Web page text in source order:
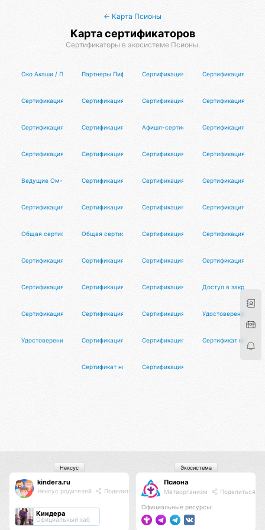
← Карта Псионы
Карта сертификаторов
Сертификаторы в экосистеме Псионы.
Око Акаши / Программа для авторов
Партнеры Пифо / π⁴ Сертификация циокаСертификация
Сертификация исследователей реальной истории
Сертификация участниковСертификация капитановСертификация
Сертификация ЦифроберовСертификация волонтёровАфишл-сертификацияСертификация
Сертификация Сертификация организаторовСертификация организаторов
Сертификация
Ведущие Ом-чантингаСертификация участников #LMBFСертификация клуба перемирия
Сертификация
Сертификация тестировщиков Псионы
Сертификация ведущихСертификация кадровиковСертификация
Общая сертификация репетиторовОбщая сертификация коучейСертификация дизайнеровСертификация
Сертификация маркетологовСертификация моделейСертификация фотографовСертификация
Сертификация риэлторовСертификация организаторов туровСертификация экскурсоводовДоступ в закрытый
Сертификация художниковСертификация партнёров ЭлитарисСертификация партнёров Макунга
Удостоверение
Удостоверение абсолютного засранца
Сертификация душнилСертификация мастеров йоги
Сертификат
Сертификат настоящего мужчиныСертификация преподавателей танцев
kindera.ru
Нексус родителей Поделиться
Киндера
Официальный хаб
Нексус
Псиона
Метаорганизм Поделиться
Официальные ресурсы:
Экосистема